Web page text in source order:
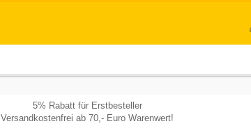
5% Rabatt für Erstbesteller
Versandkostenfrei ab 70,- Euro Warenwert!